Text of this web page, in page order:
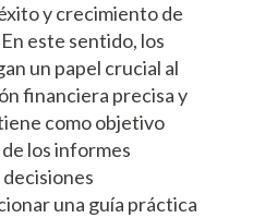
y crecimiento de
este sentido, los
un papel crucial al
financiera precisa y
como objetivo
los informes
una guía práctica